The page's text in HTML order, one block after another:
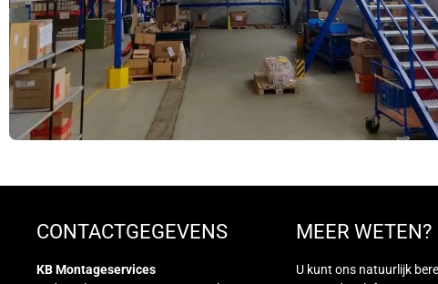
CONTACTGEGEVENS
KB Montageservices
MEER WETEN?
U kunt ons natuurlijk